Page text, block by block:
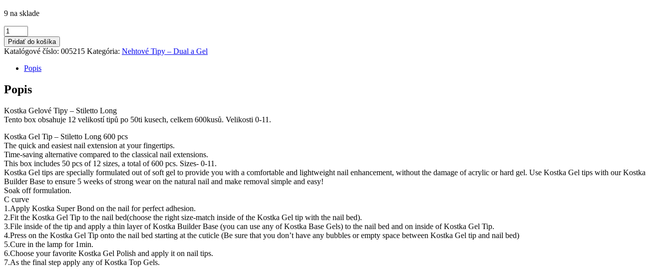
9 na sklade
množstvo
Kostka
Gelové
Tipy
Stiletto
Long
Pridať do košíka
Katalógové číslo: 005215 Kategória: Nehtové Tipy – Dual a Gel
Popis
Popis
Kostka Gelové Tipy – Stiletto Long
Tento box obsahuje 12 velikostí tipů po 50ti kusech, celkem 600kusů. Velikosti 0-11.
Kostka Gel Tip – Stiletto Long 600 pcs
The quick and easiest nail extension at your fingertips.
Time-saving alternative compared to the classical nail extensions.
This box includes 50 pcs of 12 sizes, a total of 600 pcs. Sizes- 0-11.
Kostka Gel tips are specially formulated out of soft gel to provide you with a comfortable and lightweight nail enhancement, without the damage of acrylic or hard gel. Use Kostka Gel tips with our Kostka
Builder Base to ensure 5 weeks of strong wear on the natural nail and make removal simple and easy!
Soak off formulation.
C curve
1.Apply Kostka Super Bond on the nail for perfect adhesion.
2.Fit the Kostka Gel Tip to the nail bed(choose the right size-match inside of the Kostka Gel tip with the nail bed).
3.File inside of the tip and apply a thin layer of Kostka Builder Base (you can use any of Kostka Base Gels) to the nail bed and on inside of Kostka Gel Tip.
4.Press on the Kostka Gel Tip onto the nail bed starting at the cuticle (Be sure that you don’t have any bubbles or empty space between Kostka Gel tip and nail bed)
5.Cure in the lamp for 1min.
6.Choose your favorite Kostka Gel Polish and apply it on nail tips.
7.As the final step apply any of Kostka Top Gels.